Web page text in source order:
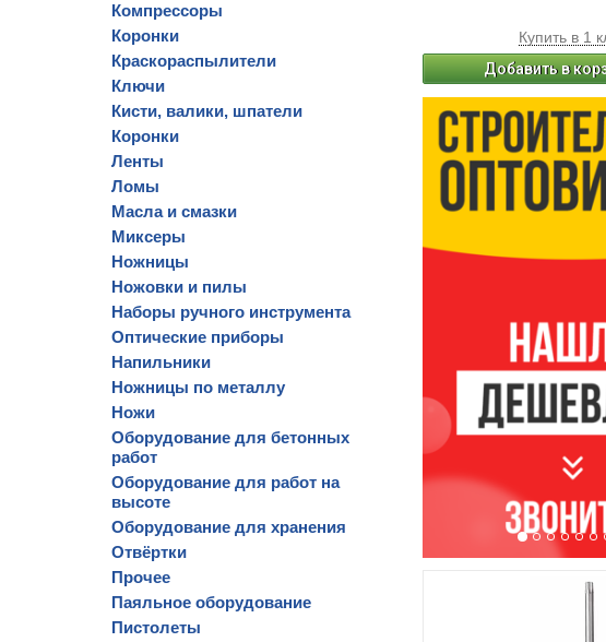
Компрессоры
Коронки
Краскораспылители
Ключи
Кисти, валики, шпатели
Коронки
Ленты
Ломы
Масла и смазки
Миксеры
Ножницы
Ножовки и пилы
Наборы ручного инструмента
Оптические приборы
Напильники
Ножницы по металлу
Ножи
Оборудование для бетонных
работ
Оборудование для работ на
высоте
Оборудование для хранения
Отвёртки
Прочее
Паяльное оборудование
Пистолеты
Купить в 1
Добавить в